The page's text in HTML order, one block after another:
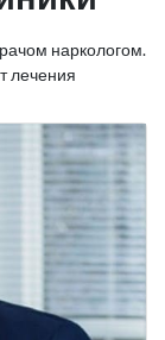
наркологом.
лечения